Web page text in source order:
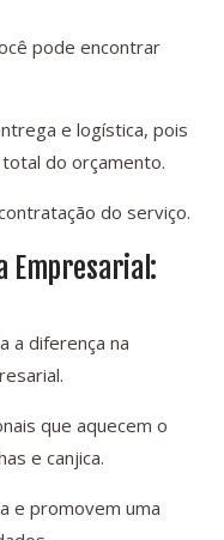
pode encontrar
e logística, pois
do orçamento.
do serviço.
Empresarial:
a diferença na
que aquecem o
e canjica.
e promovem uma